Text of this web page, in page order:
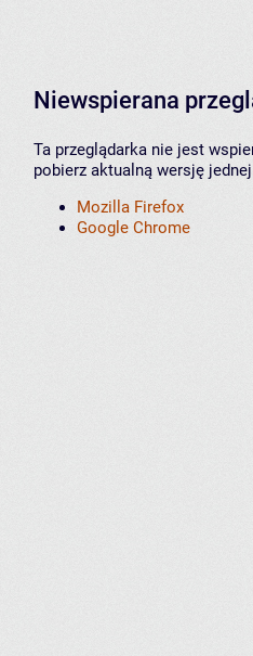
Niewspierana
Ta przeglądarka nie jest
pobierz aktualną wersję
Mozilla Firefox
Google Chrome